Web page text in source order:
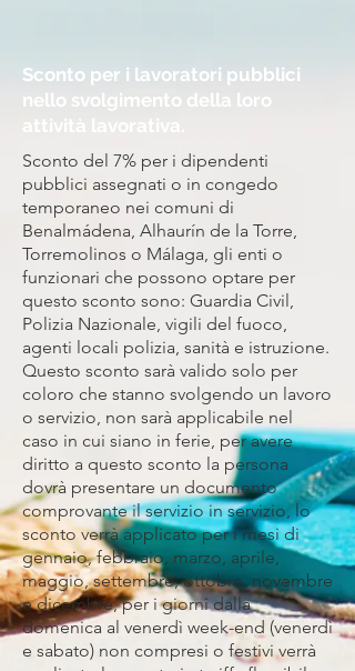
Sconto per i lavoratori pubblici
nello svolgimento della loro
attività lavorativa.
Sconto del 7% per i dipendenti
pubblici assegnati o in congedo
temporaneo nei comuni di
Benalmádena, Alhaurín de la Torre,
Torremolinos o Málaga, gli enti o
funzionari che possono optare per
questo sconto sono: Guardia Civil,
Polizia Nazionale, vigili del fuoco,
agenti locali polizia, sanità e istruzione.
Questo sconto sarà valido solo per
coloro che stanno svolgendo un lavoro
o servizio, non sarà applicabile nel
caso in cui siano in ferie, per avere
diritto a questo sconto la persona
dovrà presentare un documento
comprovante il servizio in servizio, lo
sconto verrà applicato per i mesi di
gennaio, febbraio, marzo, aprile,
maggio, settembre, ottobre, novembre
e dicembre, per i giorni dalla
domenica al venerdì week-end (venerdì
e sabato) non compresi o festivi verrà